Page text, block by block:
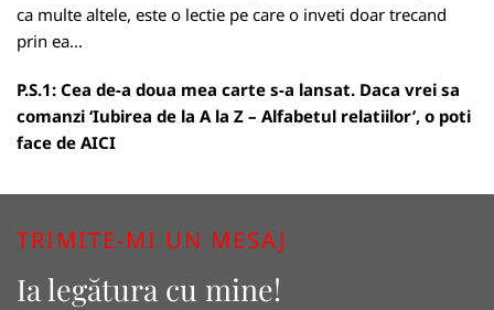
ca multe altele, este o lectie pe care o inveti doar trecand
prin ea...
P.S.1: Cea de-a doua mea carte s-a lansat. Daca vrei sa
comanzi ‘Iubirea de la A la Z – Alfabetul relatiilor’, o poti
face de AICI
TRIMITE-MI UN MESAJ
Ia legătura cu mine!